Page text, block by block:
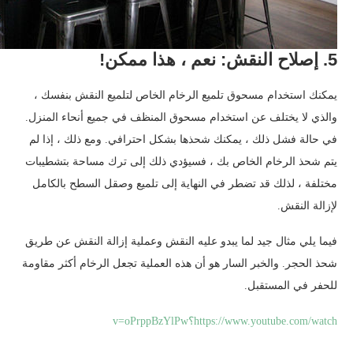
5. إصلاح النقش: نعم ، هذا ممكن!
يمكنك استخدام مسحوق تلميع الرخام الخاص لتلميع النقش بنفسك ،
والذي لا يختلف عن استخدام مسحوق المنظف في جميع أنحاء المنزل.
في حالة فشل ذلك ، يمكنك شحذها بشكل احترافي. ومع ذلك ، إذا لم
يتم شحذ الرخام الخاص بك ، فسيؤدي ذلك إلى ترك مساحة بتشطيبات
مختلفة ، لذلك قد تضطر في النهاية إلى تلميع وصقل السطح بالكامل
لإزالة النقش.
فيما يلي مثال جيد لما يبدو عليه النقش وعملية إزالة النقش عن طريق
شحذ الحجر. والخبر السار هو أن هذه العملية تجعل الرخام أكثر مقاومة
للحفر في المستقبل.
https://www.youtube.com/watch؟v=oPrppBzYlPw